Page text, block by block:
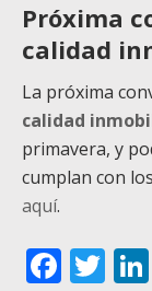
Próxima
calidad
La próxima
calidad
primavera, y
cumplan con
aquí.